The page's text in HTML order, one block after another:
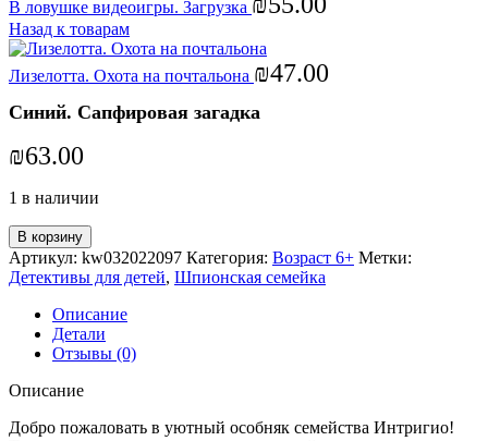
В ловушке видеоигры. Загрузка
Назад к товарам
Лизелотта. Охота на почтальона ₪47.00
Синий. Сапфировая загадка
₪63.00
1 в наличии
В корзину
Артикул: kw032022097 Категория: Возраст 6+ Метки:
Детективы для детей, Шпионская семейка
Описание
Детали
Отзывы (0)
Описание
Добро пожаловать в уютный особняк семейства Интригио!